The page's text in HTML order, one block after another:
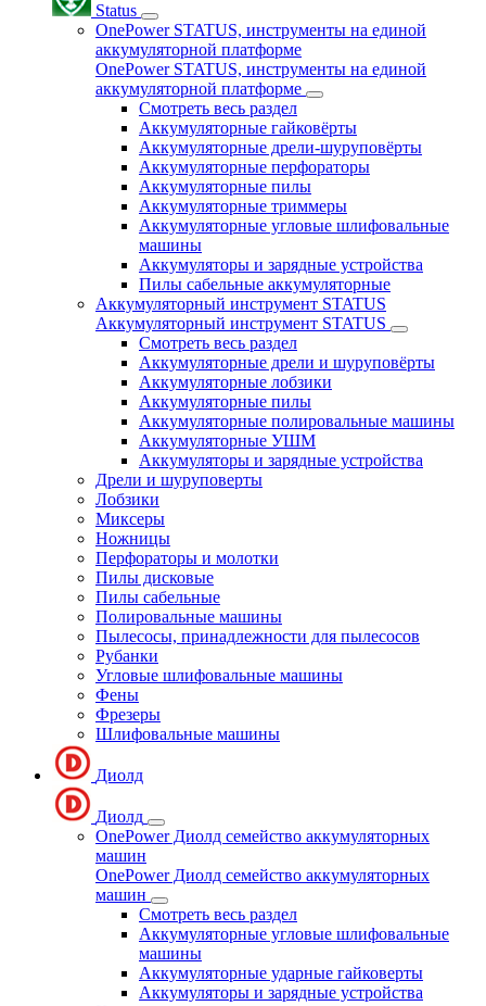
Status
OnePower STATUS, инструменты на единой
аккумуляторной платформе
OnePower STATUS, инструменты на единой
аккумуляторной платформе
Смотреть весь раздел
Аккумуляторные гайковёрты
Аккумуляторные дрели-шуруповёрты
Аккумуляторные перфораторы
Аккумуляторные пилы
Аккумуляторные триммеры
Аккумуляторные угловые шлифовальные
машины
Аккумуляторы и зарядные устройства
Пилы сабельные аккумуляторные
Аккумуляторный инструмент STATUS
Аккумуляторный инструмент STATUS
Смотреть весь раздел
Аккумуляторные дрели и шуруповёрты
Аккумуляторные лобзики
Аккумуляторные пилы
Аккумуляторные полировальные машины
Аккумуляторные УШМ
Аккумуляторы и зарядные устройства
Дрели и шуруповерты
Лобзики
Миксеры
Ножницы
Перфораторы и молотки
Пилы дисковые
Пилы сабельные
Полировальные машины
Пылесосы, принадлежности для пылесосов
Рубанки
Угловые шлифовальные машины
Фены
Фрезеры
Шлифовальные машины
Диолд
Диолд
OnePower Диолд семейство аккумуляторных
машин
OnePower Диолд семейство аккумуляторных
машин
Смотреть весь раздел
Аккумуляторные угловые шлифовальные
машины
Аккумуляторные ударные гайковерты
Аккумуляторы и зарядные устройства